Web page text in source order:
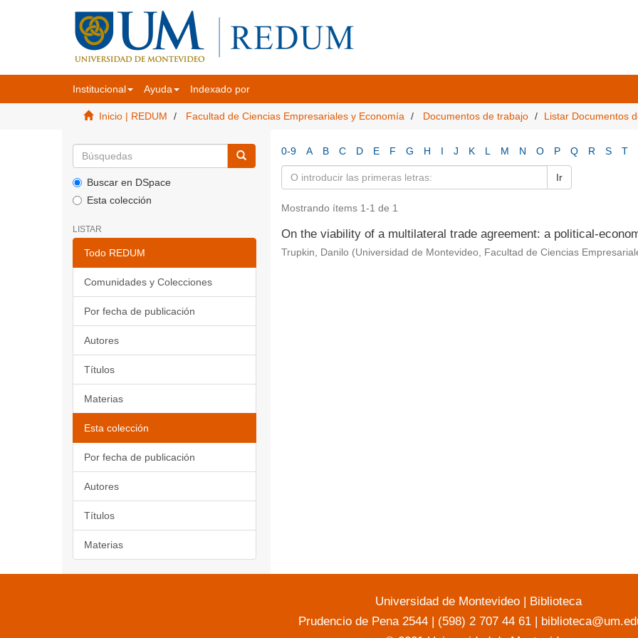
Institucional Ayuda Indexado por
Inicio | REDUM Facultad de Ciencias Empresariales y Economía Documentos de trabajo Listar Documentos
Buscar en DSpace
Esta colección
LISTAR
Todo REDUM
Comunidades y Colecciones
Por fecha de publicación
Autores
Títulos
Materias
Esta colección
Por fecha de publicación
Autores
Títulos
Materias
0-9 A B C D E F G H I J K L M N O P Q R S T
Ir
Mostrando ítems 1-1 de 1
On the viability of a multilateral trade agreement: a political-
Trupkin, Danilo (Universidad de Montevideo, Facultad de Ciencias
Universidad de Montevideo | Biblioteca
Prudencio de Pena 2544 | (598) 2 707 44 61 |